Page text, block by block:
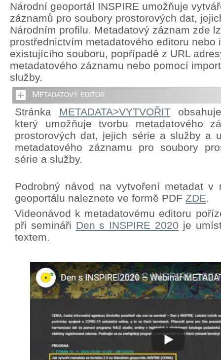
Národní geoportál INSPIRE umožňuje
záznamů pro soubory prostorových dat,
Národním profilu. Metadatový záznam zde
prostřednictvím metadatového editoru nebo
existujícího souboru, popřípadě z URL
metadatového záznamu nebo pomocí
služby.
Metadatový editor
Stránka METADATA>VYTVOŘIT
který umožňuje tvorbu metadatového
prostorových dat, jejich série a služby a
metadatového záznamu pro soubory
série a služby.
Podrobný návod na vytvoření metadat v
geoportálu naleznete ve formě PDF ZDE.
Videonávod k metadatovému editoru
při semináři Den s INSPIRE 2020 je
textem.